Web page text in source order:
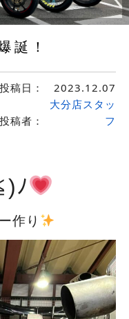
誕！
投稿日： 2023.12.07
投稿者：
大分店スタッ
フ
ﾉ
作り